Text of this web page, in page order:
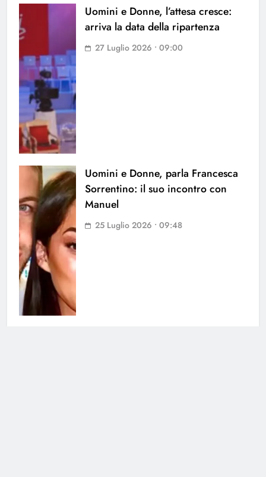
Uomini e Donne, l’attesa cresce:
arriva la data della ripartenza
27 Luglio 2026 • 09:00
Uomini e Donne, parla Francesca
Sorrentino: il suo incontro con
Manuel
25 Luglio 2026 • 09:48